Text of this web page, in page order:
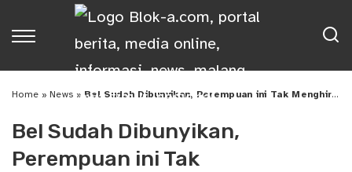
Home »News » Bel Sudah Dibunyikan, Perempuan ini Tak Menghiraukan Hingga Tewas Tertabrak KA di Malang
Bel Sudah Dibunyikan,
Perempuan ini Tak